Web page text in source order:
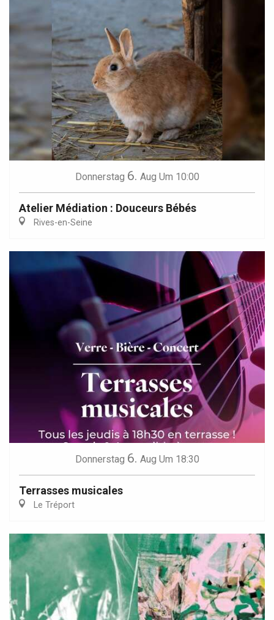
Donnerstag 6. Aug Um 10:00
Atelier Médiation : Douceurs Bébés
Rives-en-Seine
Donnerstag 6. Aug Um 18:30
Terrasses musicales
Le Tréport